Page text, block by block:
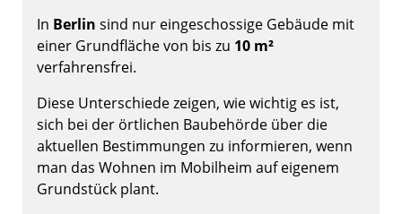
In Berlin sind nur eingeschossige Gebäude mit
einer Grundfläche von bis zu 10 m²
verfahrensfrei.
Diese Unterschiede zeigen, wie wichtig es ist,
sich bei der örtlichen Baubehörde über die
aktuellen Bestimmungen zu informieren, wenn
man das Wohnen im Mobilheim auf eigenem
Grundstück plant.